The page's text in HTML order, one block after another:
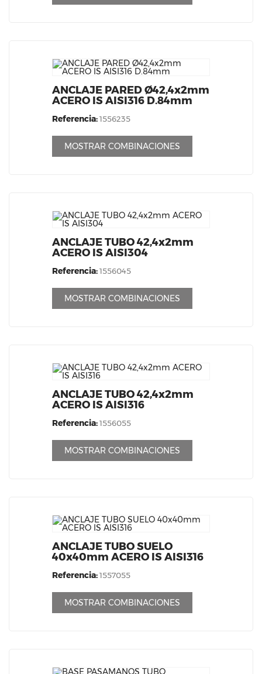
ANCLAJE PARED Ø42,4x2mm
ACERO IS AISI316 D.84mm
Referencia:1556235
MOSTRAR COMBINACIONES
ANCLAJE TUBO 42,4x2mm
ACERO IS AISI304
Referencia:1556045
MOSTRAR COMBINACIONES
ANCLAJE TUBO 42,4x2mm
ACERO IS AISI316
Referencia:1556055
MOSTRAR COMBINACIONES
ANCLAJE TUBO SUELO
40x40mm ACERO IS AISI316
Referencia:1557055
MOSTRAR COMBINACIONES